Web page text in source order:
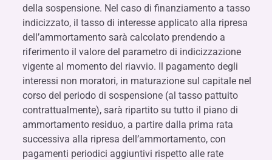
della sospensione. Nel caso di finanziamento a tasso
indicizzato, il tasso di interesse applicato alla ripresa
dell’ammortamento sarà calcolato prendendo a
riferimento il valore del parametro di indicizzazione
vigente al momento del riavvio. Il pagamento degli
interessi non moratori, in maturazione sul capitale nel
corso del periodo di sospensione (al tasso pattuito
contrattualmente), sarà ripartito su tutto il piano di
ammortamento residuo, a partire dalla prima rata
successiva alla ripresa dell’ammortamento, con
pagamenti periodici aggiuntivi rispetto alle rate